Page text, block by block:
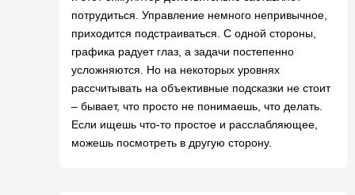
потрудиться. Управление немного непривычное,
приходится подстраиваться. С одной стороны,
графика радует глаз, а задачи постепенно
усложняются. Но на некоторых уровнях
рассчитывать на объективные подсказки не стоит
– бывает, что просто не понимаешь, что делать.
Если ищешь что-то простое и расслабляющее,
можешь посмотреть в другую сторону.